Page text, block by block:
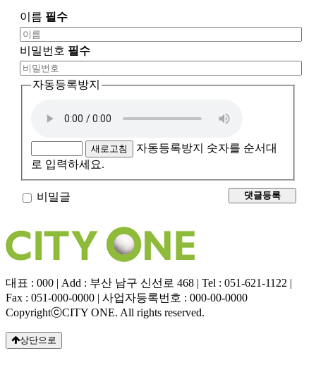
이름 필수
비밀번호 필수
자동등록방지
새로고침
자동등록방지 숫자를 순서대
로 입력하세요.
비밀글
대표 : 000 | Add : 부산 남구 신선로 468 | Tel : 051-621-1122 |
Fax : 051-000-0000 | 사업자등록번호 : 000-00-0000
CopyrightⓒCITY ONE. All rights reserved.
상단으로